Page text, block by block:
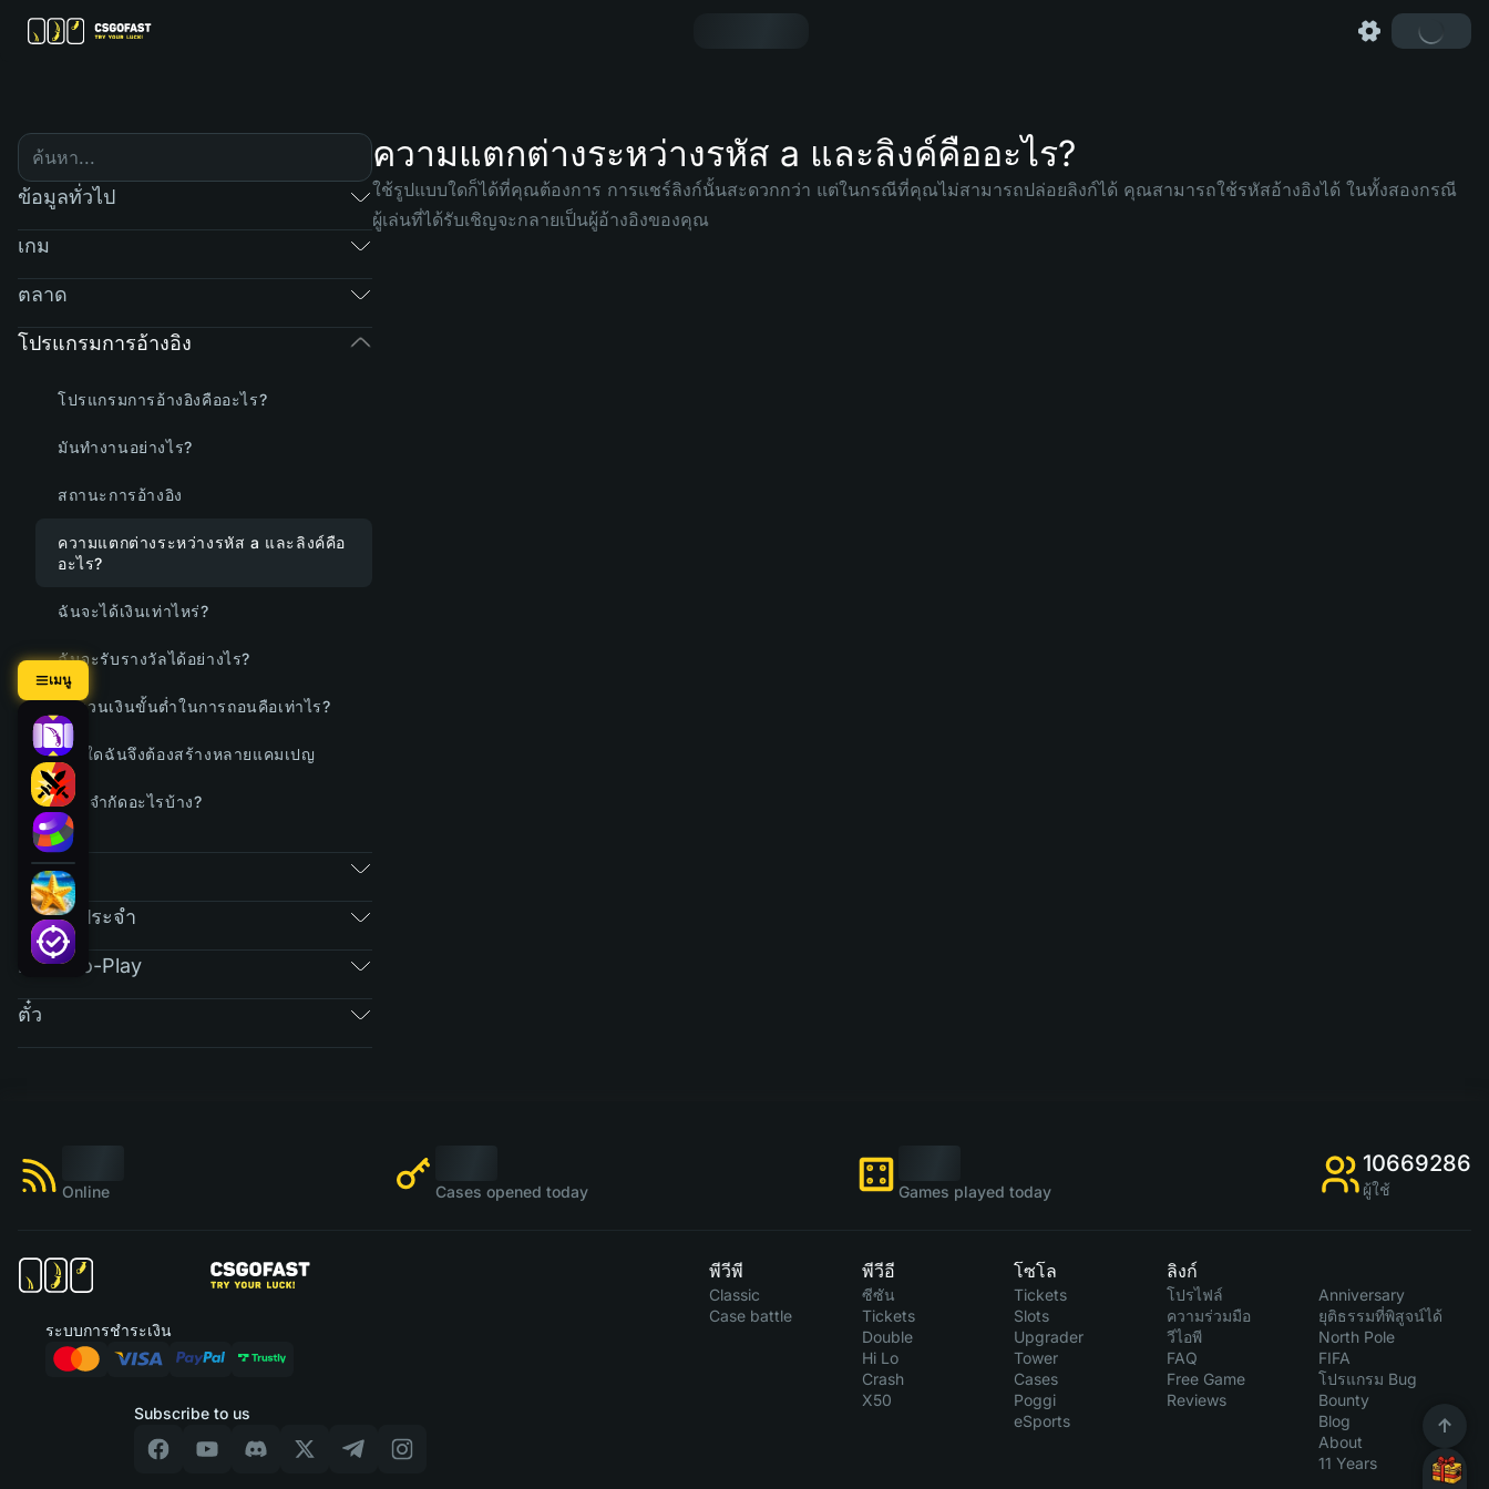
เมนู
ข้อมูลทั่วไป
เกม
ตลาด
โปรแกรมการอ้างอิง
โปรแกรมการอ้างอิงคืออะไร?
มันทำงานอย่างไร?
สถานะการอ้างอิง
ความแตกต่างระหว่างรหัส a และลิงค์คือ
อะไร?
ฉันจะได้เงินเท่าไหร่?
ฉันจะรับรางวัลได้อย่างไร?
จำนวนเงินขั้นต่ำในการถอนคือเท่าไร?
เหตุใดฉันจึงต้องสร้างหลายแคมเปญ
มีข้อจำกัดอะไรบ้าง?
RAIN
คำถามประจำ
Free-To-Play
ตั๋ว
ความแตกต่างระหว่างรหัส a และลิงค์คืออะไร?
ใช้รูปแบบใดก็ได้ที่คุณต้องการ การแชร์ลิงก์นั้นสะดวกกว่า แต่ในกรณีที่คุณไม่สามารถปล่อยลิงก์ได้ คุณสามารถใช้รหัสอ้างอิงได้ ในทั้งสองกรณี
ผู้เล่นที่ได้รับเชิญจะกลายเป็นผู้อ้างอิงของคุณ
Online Cases opened today Games played today
10669286
ผู้ใช้
Subscribe to us
ระบบการชำระเงิน
พีวีพี
Classic
Case battle
พีวีอี
ซีซัน
Tickets
Double
Hi Lo
Crash
X50
โซโล
Tickets
Slots
Upgrader
Tower
Cases
Poggi
eSports
ลิงก์
โปรไฟล์
ความร่วมมือ
วีไอพี
FAQ
Free Game
Reviews
Anniversary
ยุติธรรมที่พิสูจน์ได้
North Pole
FIFA
โปรแกรม Bug
Bounty
Blog
About
11 Years